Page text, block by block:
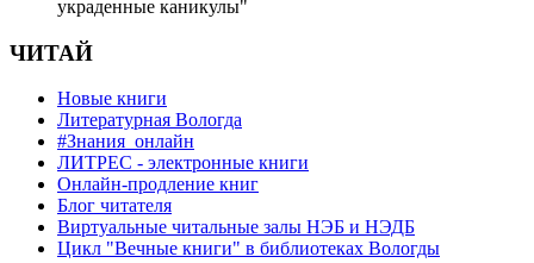
украденные каникулы"
ЧИТАЙ
Новые книги
Литературная Вологда
#Знания_онлайн
ЛИТРЕС - электронные книги
Онлайн-продление книг
Блог читателя
Виртуальные читальные залы НЭБ и НЭДБ
Цикл "Вечные книги" в библиотеках Вологды